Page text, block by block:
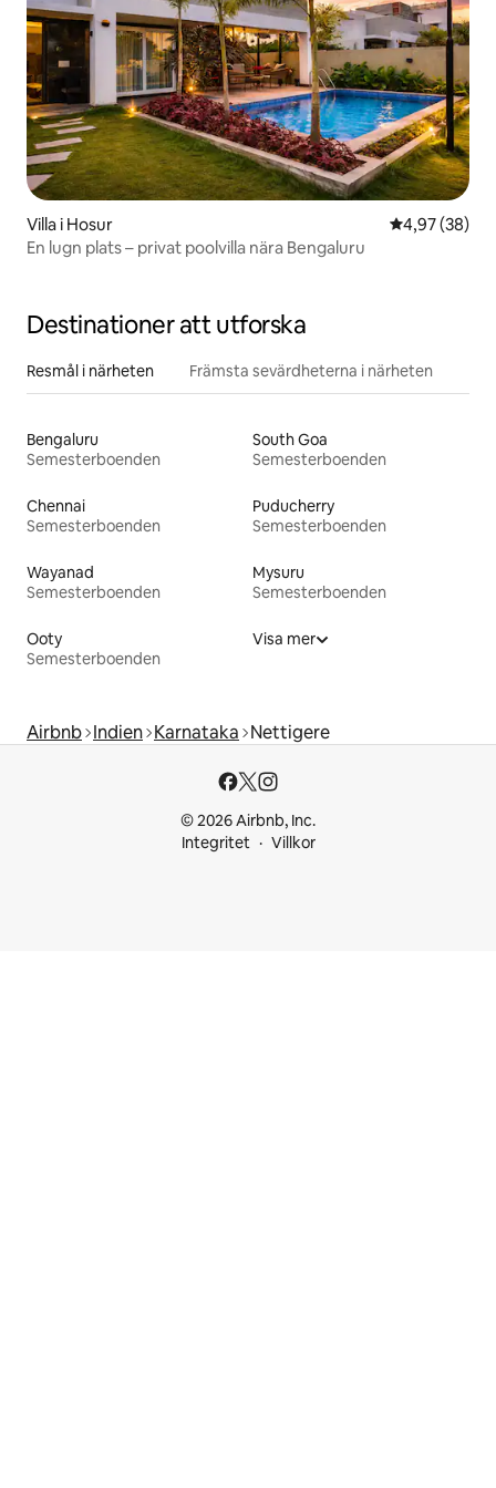
Villa i Hosur 4,97 av 5 i
4,97 (38)
En lugn plats – privat poolvilla nära Bengaluru
Destinationer att utforska
Resmål i närheten Främsta sevärdheterna i närheten
Bengaluru
Semesterboenden
South Goa
Semesterboenden
Chennai
Semesterboenden
Puducherry
Semesterboenden
Wayanad
Semesterboenden
Mysuru
Semesterboenden
Ooty
Semesterboenden
Visa mer
Airbnb Indien Karnataka Nettigere
© 2026 Airbnb, Inc.
Integritet
Villkor